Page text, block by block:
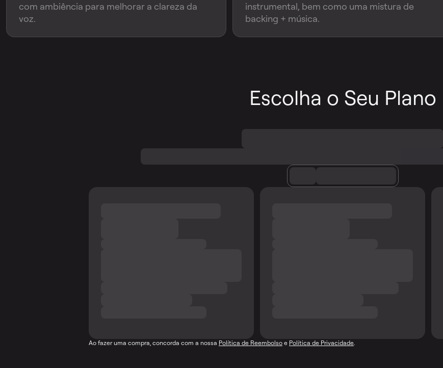
com ambiência para melhorar a clareza da
voz.
instrumental, bem como uma mistura de
backing + música.
Escolha o Seu Plano
Ao fazer uma compra, concorda com a nossa Política de Reembolso e Política de Privacidade.